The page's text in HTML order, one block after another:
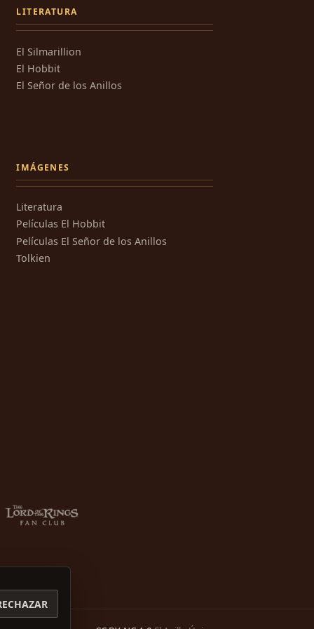
LITERATURA
El Silmarillion
El Hobbit
El Señor de los Anillos
IMÁGENES
Literatura
Películas El Hobbit
Películas El Señor de los Anillos
Tolkien